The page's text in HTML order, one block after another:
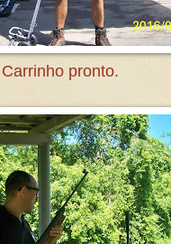
Carrinho pronto.